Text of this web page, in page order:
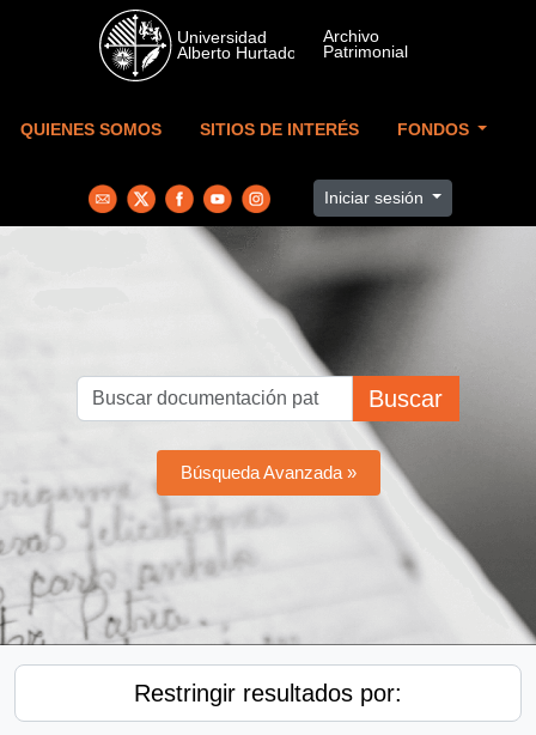
Skip to main content
QUIENES SOMOS SITIOS DE INTERÉS FONDOS
Iniciar sesión
Buscar
Búsqueda Avanzada »
Restringir resultados por: